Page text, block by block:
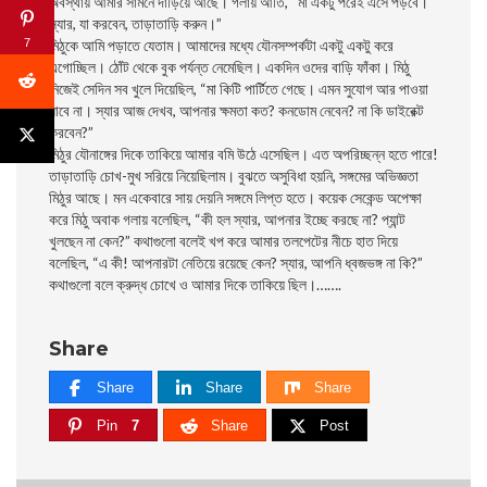
স্যার, যা করবেন, তাড়াতাড়ি করুন।”
মিঠুকে আমি পড়াতে যেতাম। আমাদের মধ্যে যৌনসম্পর্কটা একটু একটু করে
এগোচ্ছিল। ঠোঁট থেকে বুক পর্যন্ত নেমেছিল। একদিন ওদের বাড়ি ফাঁকা। মিঠু
নিজেই সেদিন সব খুলে দিয়েছিল, “মা কিটি পার্টিতে গেছে। এমন সুযোগ আর পাওয়া
যাবে না। স্যার আজ দেখব, আপনার ক্ষমতা কত? কনডোম নেবেন? না কি ডাইরেক্ট
করবেন?”
মিঠুর যৌনাঙ্গের দিকে তাকিয়ে আমার বমি উঠে এসেছিল। এত অপরিচ্ছন্ন হতে পারে!
তাড়াতাড়ি চোখ-মুখ সরিয়ে নিয়েছিলাম। বুঝতে অসুবিধা হয়নি, সঙ্গমের অভিজ্ঞতা
মিঠুর আছে। মন একেবারে সায় দেয়নি সঙ্গমে লিপ্ত হতে। কয়েক সেকেন্ড অপেক্ষা
করে মিঠু অবাক গলায় বলেছিল, “কী হল স্যার, আপনার ইচ্ছে করছে না? প্যান্ট
খুলছেন না কেন?” কথাগুলো বলেই খপ করে আমার তলপেটের নীচে হাত দিয়ে
বলেছিল, “এ কী! আপনারটা নেতিয়ে রয়েছে কেন? স্যার, আপনি ধ্বজভঙ্গ না কি?”
কথাগুলো বলে ক্রুদ্ধ চোখে ও আমার দিকে তাকিয়ে ছিল।…….
Share
Share Share Share
Pin 7 Share Post
7